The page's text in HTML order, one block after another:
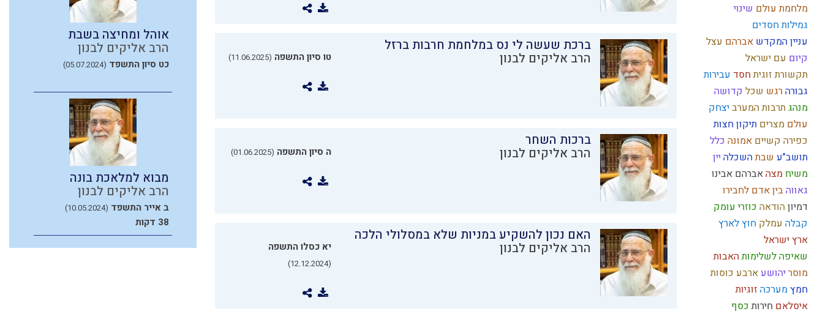
מלחמת עולם שינוי
גמילות חסדים
עניין המקדש אברהם עצל
קיום עם ישראל
תקשורת זוגיתחסד עבירות
גבורהרגש שכל קדושה
מנהגתרבות המערביצחק
עולם מצרים תיקון חצות
כפירה קשיים אמונה כלל
תושב"ע שבתהשכלהיין
משיח מצהאברהם אבינו
גאווהבין אדם לחבירו
דמיוןהודאה כוזרי עומק
קבלה עמלק חוץ לארץ
ארץ ישראל
שאיפה לשלימותהאבות
מוסריהושע ארבע כוסות
חמץמערכה זוגיות
איסלאם חירותכסף
ברכת שעשה לי נס במלחמת חרבות ברזל
הרב אליקים לבנון טו סיון התשפה (11.06.2025)
ברכות השחר
הרב אליקים לבנון ה סיון התשפה (01.06.2025)
האם נכון להשקיע במניות שלא במסלולי הלכה
הרב אליקים לבנון יא כסלו התשפה
(12.12.2024)
אוהל ומחיצה בשבת
הרב אליקים לבנון
כט סיון התשפד (05.07.2024)
מבוא למלאכת בונה
הרב אליקים לבנון
ב אייר התשפד (10.05.2024)
38 דקות